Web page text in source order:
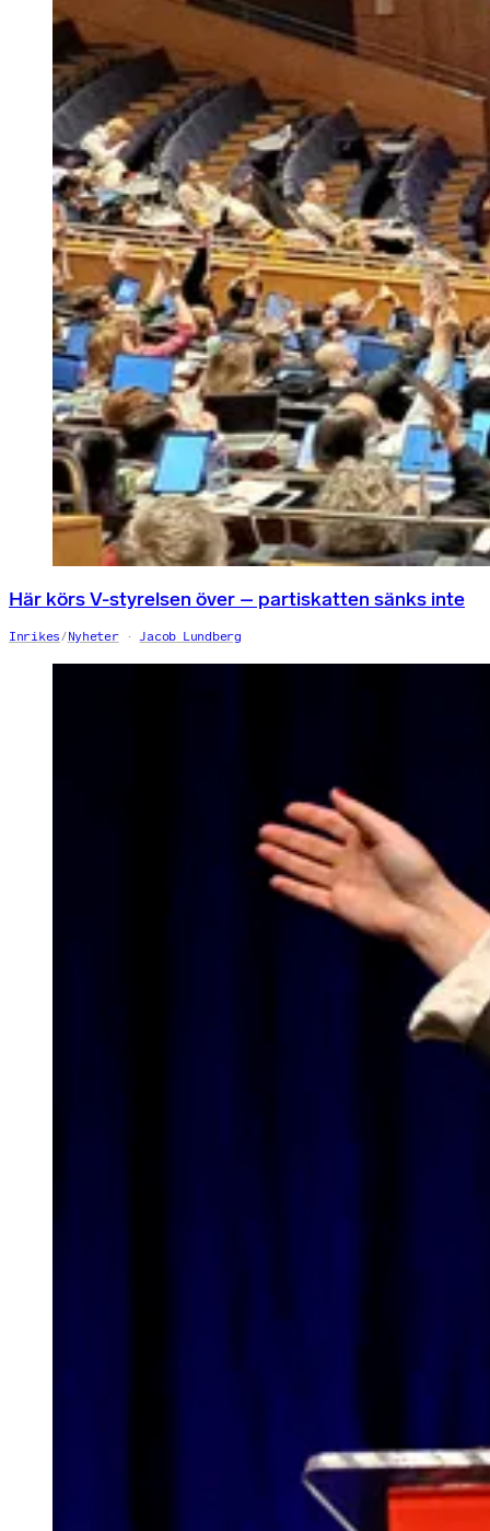
Här körs V-styrelsen över – partiskatten sänks inte
Inrikes /Nyheter Jacob Lundberg